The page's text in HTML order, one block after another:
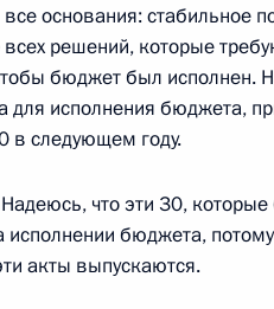
Безопасности «О
энергетической
с Заместителем
все основания: стабильное
решений, которые
бюджет был исполнен.
для исполнения бюджета,
в следующем году.
Надеюсь, что эти 30,
исполнении бюджета,
акты выпускаются.